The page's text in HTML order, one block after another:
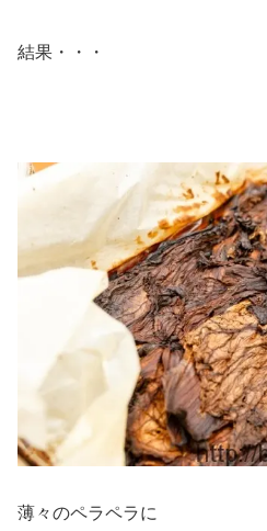
結果・・・
薄々のペラペラに